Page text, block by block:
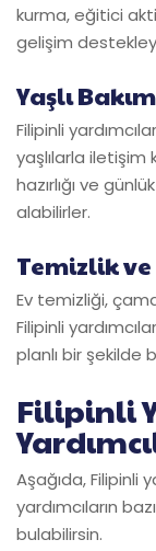
kurma, eğitici
gelişim
Yaşlı
Filipinli
yaşlılarla
hazırlığı ve
alabilirler.
Temizlik ve
Ev temizliği,
Filipinli
planlı bir şekilde
Filipinli
Aşağıda, Filipinli
yardımcıların
bulabilirsin.